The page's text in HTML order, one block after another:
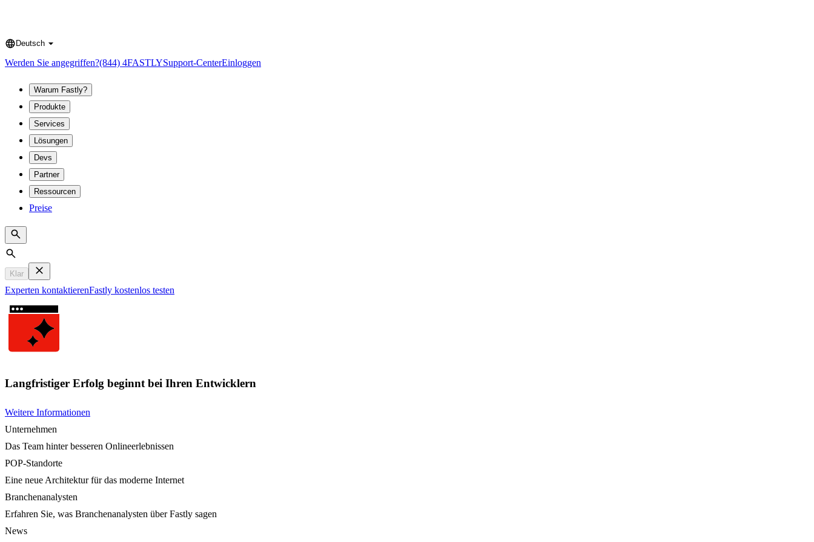
Language
Deutsch
Werden Sie angegriffen?(844) 4FASTLYSupport-CenterEinloggen
Warum Fastly?
Produkte
Services
Lösungen
Devs
Partner
Ressourcen
Preise
Search
Klar
Experten kontaktierenFastly kostenlos testen
Langfristiger Erfolg beginnt bei Ihren Entwicklern
Weitere Informationen
Unternehmen
Das Team hinter besseren Onlineerlebnissen
POP-Standorte
Eine neue Architektur für das moderne Internet
Branchenanalysten
Erfahren Sie, was Branchenanalysten über Fastly sagen
News